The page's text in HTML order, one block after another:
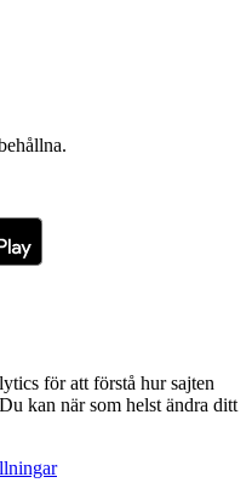
för att förstå hur sajten
kan när som helst ändra ditt